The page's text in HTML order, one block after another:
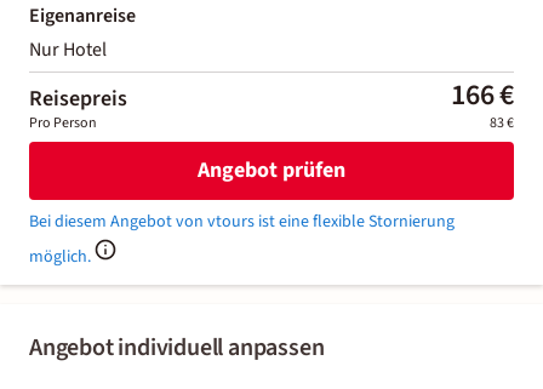
Angebot individuell anpassen
Eigenanreise
Nur Hotel
Reisepreis 166 €
Pro Person 83 €
Angebot prüfen
Bei diesem Angebot von vtours ist eine flexible Stornierung
möglich.